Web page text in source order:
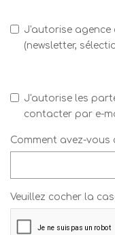
J'autorise
(newsletter,
J'autorise les
contacter par e-
Comment avez-vous
Veuillez cocher la